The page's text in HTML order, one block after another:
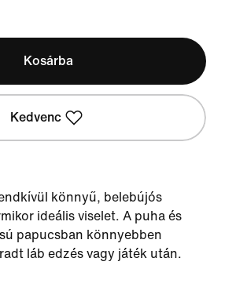
Kosárba
Kedvenc
könnyű, belebújós
ideális viselet. A puha és
papucsban könnyebben
láb edzés vagy játék után.